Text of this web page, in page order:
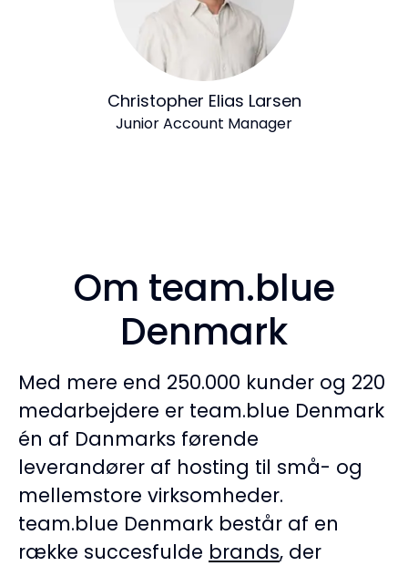
Christopher Elias Larsen
Junior Account Manager
Om team.blue
Denmark
Med mere end 250.000 kunder og 220
medarbejdere er team.blue Denmark
én af Danmarks førende
leverandører af hosting til små- og
mellemstore virksomheder.
team.blue Denmark består af en
række succesfulde brands, der